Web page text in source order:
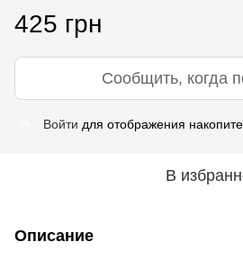
425 грн
Сообщить, когда
Войти для отображения
В
Описание